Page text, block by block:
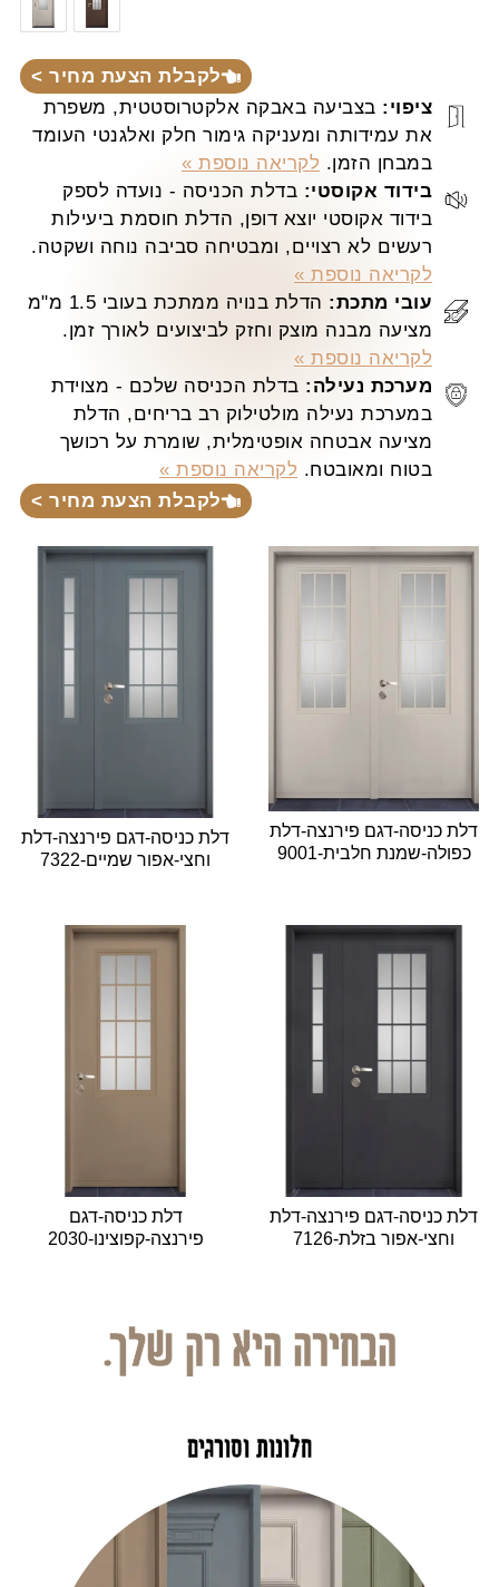
ציפוי: בצביעה באבקה אלקטרוסטטית, משפרת
את עמידותה ומעניקה גימור חלק ואלגנטי העומד
במבחן הזמן. לקריאה נוספת »
בידוד אקוסטי: בדלת הכניסה - נועדה לספק
בידוד אקוסטי יוצא דופן, הדלת חוסמת ביעילות
רעשים לא רצויים, ומבטיחה סביבה נוחה ושקטה.
לקריאה נוספת »
עובי מתכת:
הדלת בנויה ממתכת בעובי 1.5 מ"מ
מציעה מבנה מוצק וחזק לביצועים לאורך זמן.
לקריאה נוספת »
מערכת נעילה: בדלת הכניסה שלכם - מצוידת
במערכת נעילה מולטילוק רב בריחים, הדלת
מציעה אבטחה אופטימלית, שומרת על רכושך
בטוח ומאובטח. לקריאה נוספת »
לקבלת הצעת מחיר >
לקבלת הצעת מחיר >
דלת כניסה-דגם פירנצה-דלת
כפולה-שמנת חלבית-9001
דלת כניסה-דגם פירנצה-דלת
וחצי-אפור שמיים-7322
דלת כניסה-דגם פירנצה-דלת
וחצי-אפור בזלת-7126
דלת כניסה-דגם
פירנצה-קפוצינו-2030
הבחירה היא רק שלך.
חלונות וסורגים